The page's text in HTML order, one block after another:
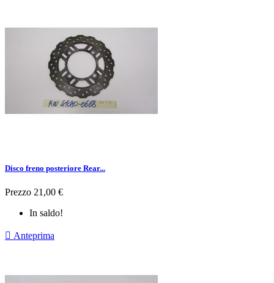
Disco freno posteriore Rear...
Prezzo 21,00 €
In saldo!
 Anteprima